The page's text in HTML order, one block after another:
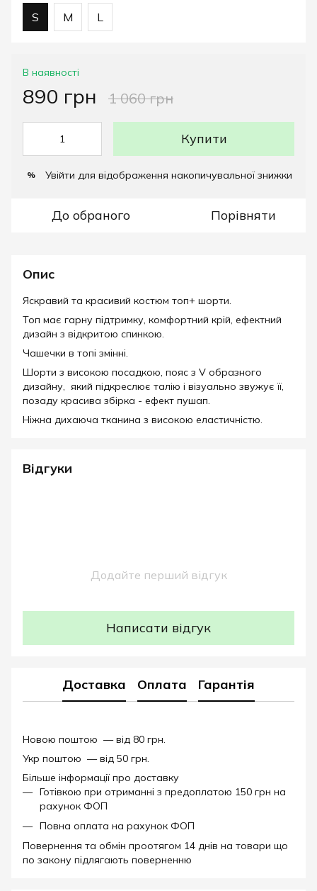
S M L
В наявності
890 грн 1 060 грн
Купити
% Увійти для відображення накопичувальної знижки
До обраного Порівняти
Опис
Яскравий та красивий костюм топ+ шорти.
Топ має гарну підтримку, комфортний крій, ефектний
дизайн з відкритою спинкою.
Чашечки в топі змінні.
Шорти з високою посадкою, пояс з V образного
дизайну, який підкреслює талію і візуально звужує її,
позаду красива збірка - ефект пушап.
Ніжна дихаюча тканина з високою еластичністю.
Відгуки
Додайте перший відгук
Написати відгук
Доставка Оплата Гарантія
Новою поштою — від 80 грн.
Укр поштою — від 50 грн.
Більше інформації про доставку
Готівкою при отриманні з предоплатою 150 грн на
рахунок ФОП
Повна оплата на рахунок ФОП
Повернення та обмін проотягом 14 днів на товари що
по закону підлягають поверненню